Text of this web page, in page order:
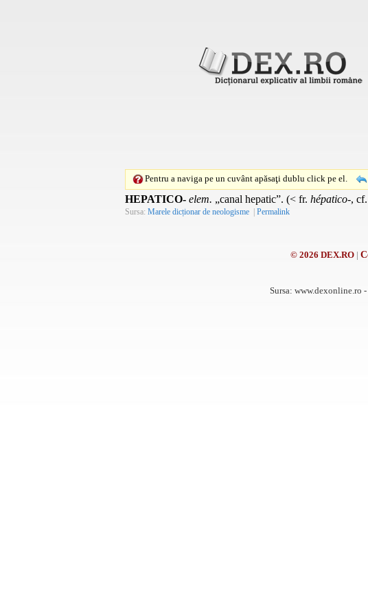
Pentru a naviga pe un cuvânt apăsaţi dublu click pe el.
HEPATICO- elem. „canal hepatic”. (< fr. hépatico-, cf.
Sursa: Marele dicționar de neologisme | Permalink
© 2026 DEX.RO|
Sursa: www.dexonline.ro -